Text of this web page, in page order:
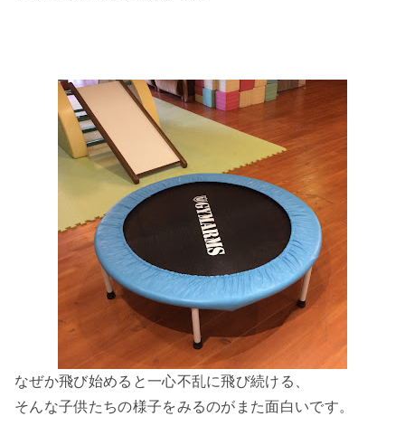
なぜか飛び始めると一心不乱に飛び続ける、
そんな子供たちの様子をみるのがまた面白いです。